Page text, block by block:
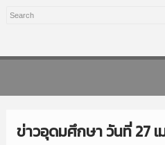
ข่าวอุดมศึกษา วันที่ 27 เ